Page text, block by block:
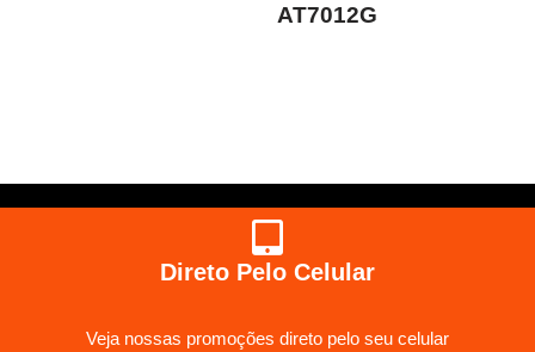
AT7012G
Direto Pelo Celular
Veja nossas promoções direto pelo seu celular